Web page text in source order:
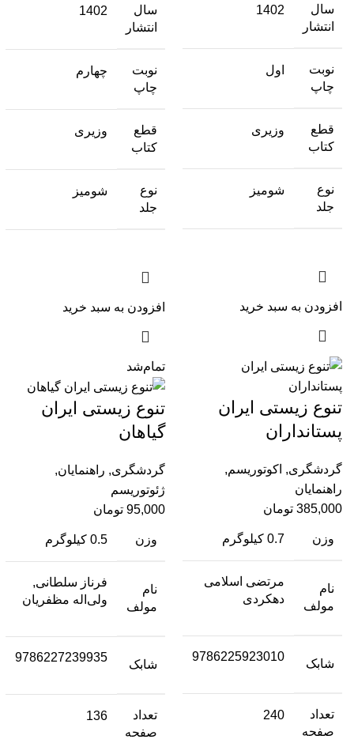
سال
انتشار
1402
نوبت
چاپ
اول
قطع
کتاب
وزیری
نوع
جلد
شومیز
افزودن به سبد خرید
سال
انتشار
1402
نوبت
چاپ
چهارم
قطع
کتاب
وزیری
نوع
جلد
شومیز
افزودن به سبد خرید
تنوع زیستی ایران
پستانداران
گردشگری, اکوتوریسم,
راهنمایان
385,000 تومان
وزن 0.7 کیلوگرم
نام
مولف
مرتضی اسلامی
دهکردی
شابک
9786225923010
تعداد
صفحه
240
تمام‌شد
تنوع زیستی ایران
گیاهان
گردشگری, راهنمایان,
ژئوتوریسم
95,000 تومان
وزن 0.5 کیلوگرم
نام
مولف
فرناز سلطانی,
ولی‌اله مظفریان
شابک
9786227239935
تعداد
صفحه
136